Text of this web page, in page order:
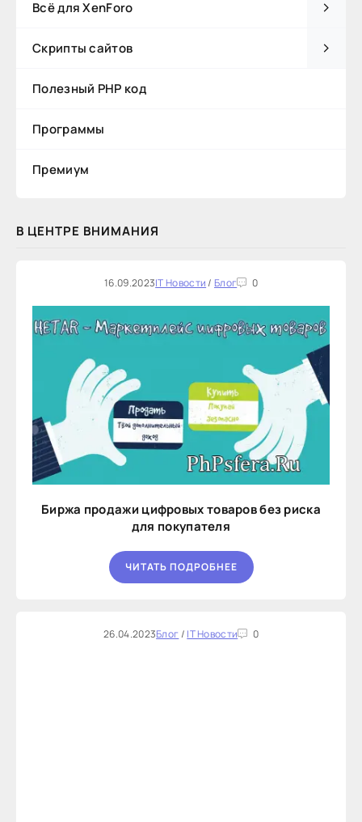
Всё для XenForo
Скрипты сайтов
Полезный PHP код
Программы
Премиум
В ЦЕНТРЕ ВНИМАНИЯ
16.09.2023IT Новости/Блог 0
Биржа продажи цифровых товаров без риска
для покупателя
ЧИТАТЬ ПОДРОБНЕЕ
26.04.2023Блог / IT Новости 0